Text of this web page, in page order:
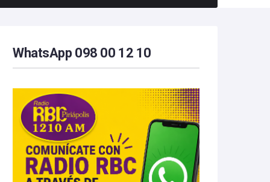
WhatsApp 098 00 12 10